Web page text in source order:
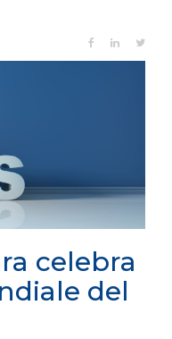
celebra
del